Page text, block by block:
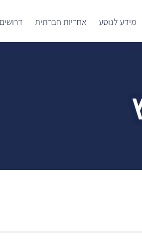
מידע לנוסע אחריות חברתית דרושים